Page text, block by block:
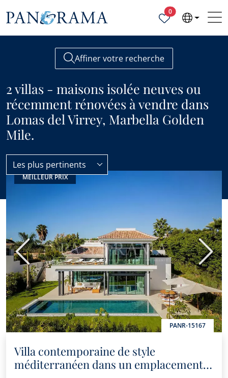
0Propriétés
Affiner votre recherche
2 villas - maisons isolée neuves ou
récemment rénovées à vendre dans
Lomas del Virrey, Marbella Golden
Mile.
Villas - Maisons Isolée
Les plus pertinents
MEILLEUR PRIX
PANR-15167
Précédent
Villa contemporaine de style
méditerranéen dans un emplacement